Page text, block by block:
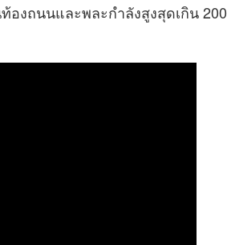
องถนนและพละกำลังสูงสุดเกิน 200